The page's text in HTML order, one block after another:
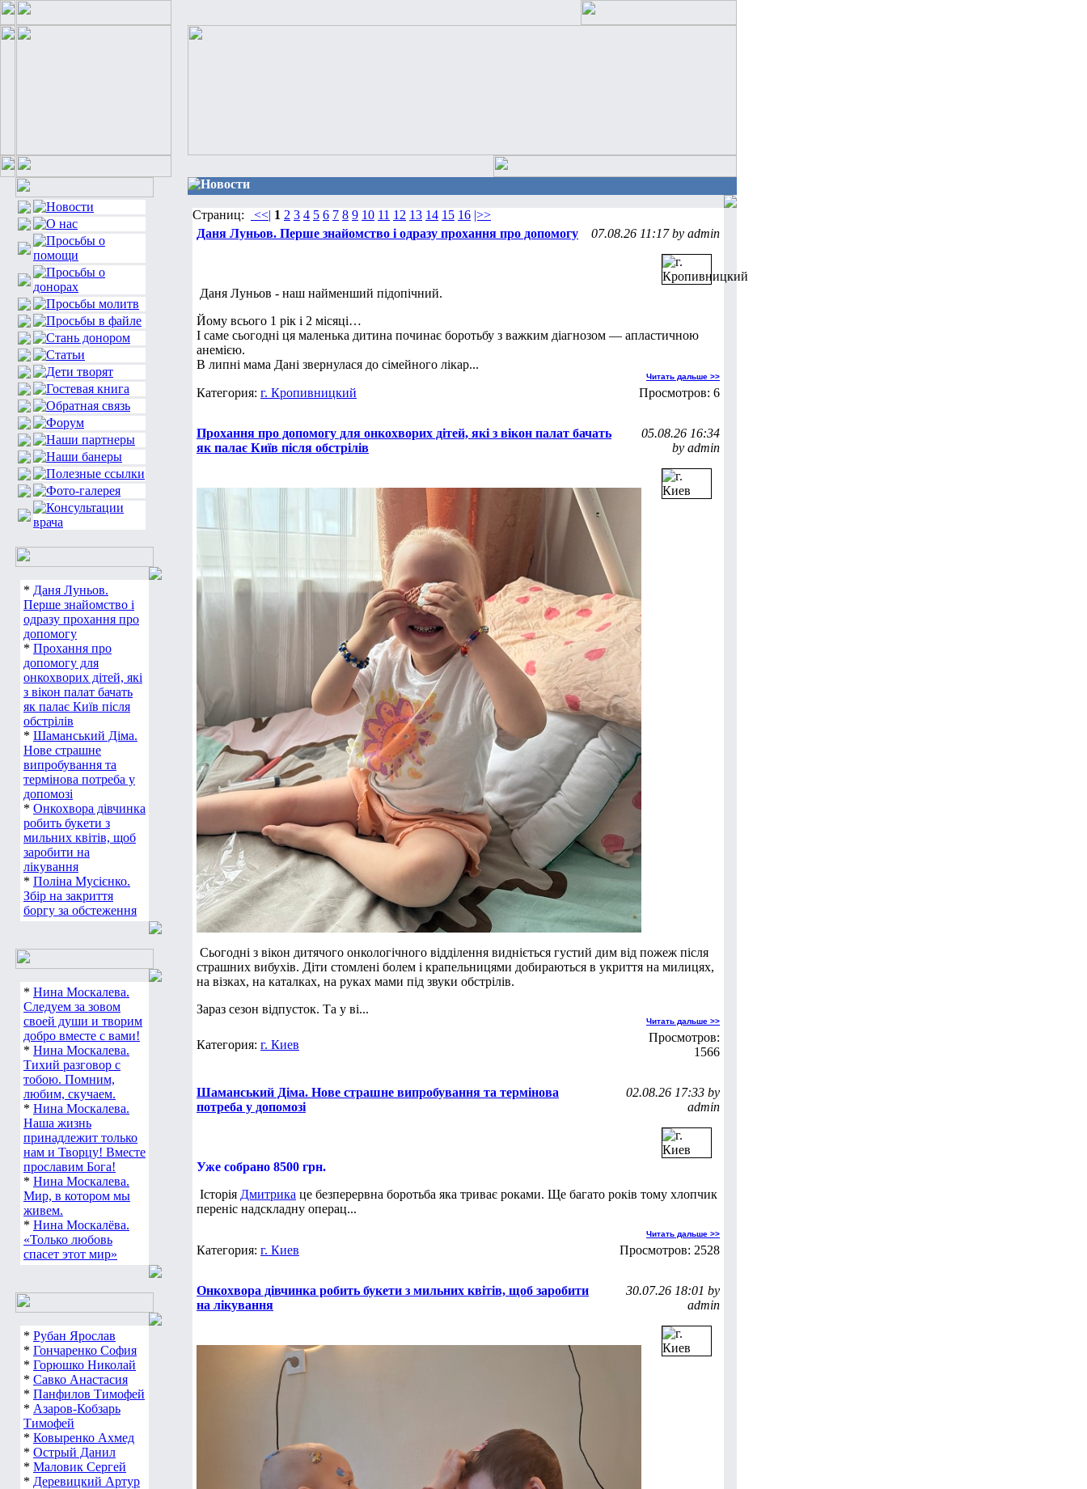
* Даня Луньов.
Перше знайомство і
одразу прохання про
допомогу
* Прохання про
допомогу для
онкохворих дітей, які
з вікон палат бачать
як палає Київ після
обстрілів
* Шаманський Діма.
Нове страшне
випробування та
термінова потреба у
допомозі
* Онкохвора дівчинка
робить букети з
мильних квітів, щоб
заробити на
лікування
* Поліна Мусієнко.
Збір на закриття
боргу за обстеження
* Нина Москалева.
Следуем за зовом
своей души и творим
добро вместе с вами!
* Нина Москалева.
Тихий разговор с
тобою. Помним,
любим, скучаем.
* Нина Москалева.
Наша жизнь
принадлежит только
нам и Творцу! Вместе
прославим Бога!
* Нина Москалева.
Мир, в котором мы
живем.
* Нина Москалёва.
«Только любовь
спасет этот мир»
* Рубан Ярослав
* Гончаренко София
* Горюшко Николай
* Савко Анастасия
* Панфилов Тимофей
* Азаров-Кобзарь
Тимофей
* Ковыренко Ахмед
* Острый Данил
* Маловик Сергей
* Деревицкий Артур
Новости
Страниц: <<| 1 2 3 4 5 6 7 8 9 10 11 12 13 14 15 16 |>>
Даня Луньов. Перше знайомство і одразу прохання про допомогу
07.08.26 11:17 by admin
Даня Луньов - наш найменший підопічний.
Йому всього 1 рік і 2 місяці…
І саме сьогодні ця маленька дитина починає боротьбу з важким діагнозом — апластичною
анемією.
В липні мама Дані звернулася до сімейного лікар...
Читать дальше >>
Категория: г. Кропивницкий Просмотров: 6
Прохання про допомогу для онкохворих дітей, які з вікон палат бачать
як палає Київ після обстрілів
05.08.26 16:34
by admin
Сьогодні з вікон дитячого онкологічного відділення видніється густий дим від пожеж після
страшних вибухів. Діти стомлені болем і крапельницями добираються в укриття на милицях,
на візках, на каталках, на руках мами під звуки обстрілів.
Зараз сезон відпусток. Та у ві...
Читать дальше >>
Категория: г. Киев
Просмотров:
1566
Шаманський Діма. Нове страшне випробування та термінова
потреба у допомозі
02.08.26 17:33 by
admin
Уже собрано 8500 грн.
Історія Дмитрика це безперервна боротьба яка триває роками. Ще багато років тому хлопчик
переніс надскладну операц...
Читать дальше >>
Категория: г. Киев Просмотров: 2528
Онкохвора дівчинка робить букети з мильних квітів, щоб заробити
на лікування
30.07.26 18:01 by
admin